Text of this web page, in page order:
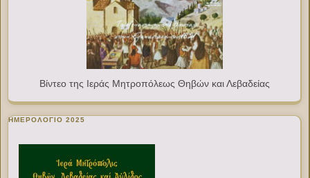
Βίντεο της Ιεράς Μητροπόλεως Θηβών και Λεβαδείας
ΗΜΕΡΟΛΟΓΙΟ 2025